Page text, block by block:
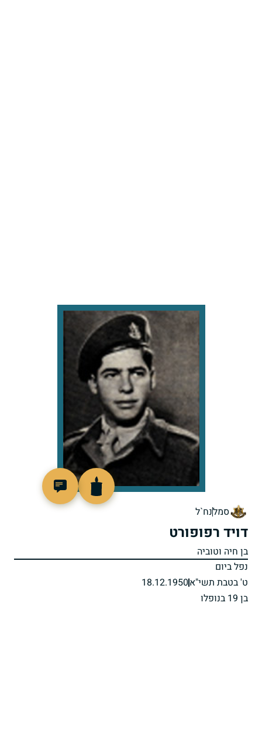
סמלנח`ל
דויד רפופורט
בן חיה וטוביה
נפל ביום
ט' בטבת תשי"א18.12.1950
בן 19 בנופלו